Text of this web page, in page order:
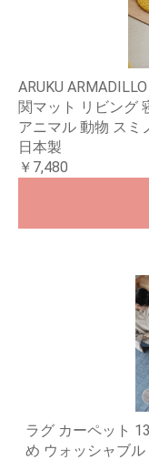
ARUKU
関マット リビング
アニマル 動物 スミ
日本製
￥7,480
ラグ カーペット
め ウォッシャブ